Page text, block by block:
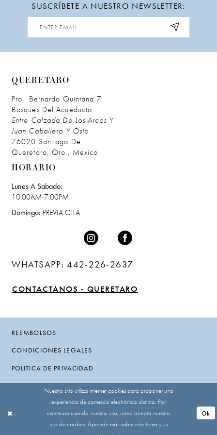
SUSCRÍBETE A NUESTRO NEWSLETTER:
QUERETARO
Prol. Bernardo Quintana 7
Bosques Del Acueducto
Entre Calzada De Los Arcos Y
Juan Caballero Y Osio
76020 Santiago De
Querétaro, Qro., Mexico
HORARIO
Lunes A Sabado:
10:00AM-7:00PM
Domingo: PREVIA CITA
WHATSAPP: 442-226-2637
CONTACTANOS - QUERETARO
REEMBOLSOS
CONDICIONES LEGALES
POLITICA DE PRIVACIDAD
Nuestro sitio utiliza internet cookies para proponer una
experiencia de comercio electrónico distinta. Por
continuar usando nuestro sitio, usted acepta nuestro
uso de cookies: Aprende más sobre este tema y su
Ok